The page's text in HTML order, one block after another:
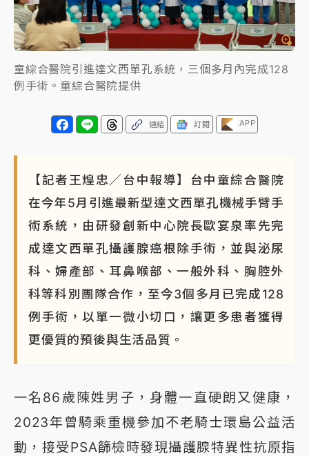
周六起展出延長至晚上7時
台東農業處長涉圖利渡假村！東檢抗告成功 今重開羈
押庭
父親節泡湯了！中颱白海豚雨彈轟3天 「紅到發紫」降
童綜合醫院引進達文西單孔系統，三個多月內完成128
例手術。童綜合醫院提供
連結 訂閱 APP
【記者王煌忠／台中報導】台中童綜合醫院
在今年5月引進最新型達文西單孔機械手臂手
術系統，由研發創新中心院長歐宴泉率先完
成達文西單孔攝護腺癌根除手術，並與泌尿
科、婦產部、耳鼻喉部、一般外科、胸腔外
科等科別團隊合作，至今3個多月已完成128
例手術，以單一微小切口，讓更多患者獲得
更優質的預後與生活品質。
一名86歲陳姓男子，身體一直硬朗又健康，
2023年曾騎乘重機參加不老騎士環島公益活
動，接受PSA篩檢時發現攝護腺特異性抗原指